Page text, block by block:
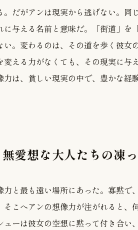
だがアンは現実から逃げない。同
与える名前と意味だ。「街道」を
。変わるのは、その道を歩く彼女
える力がなくても、その現実に与
は、貧しい現実の中で、豊かな経
愛想な大人たちの凍
と最も遠い場所にあった。寡黙で
こへアンの想像力が注がれると、
ーは彼女の空想に黙って付き合い